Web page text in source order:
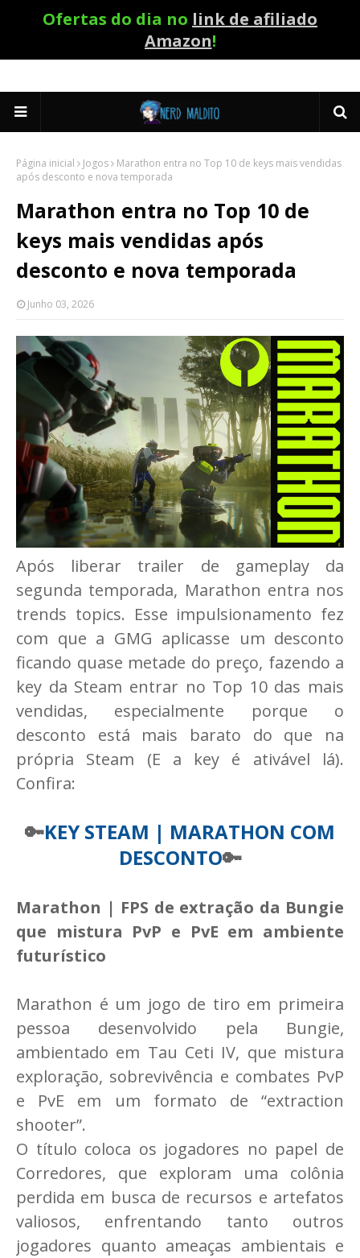
Ofertas do dia no link de afiliado
Amazon!
Página inicial Jogos
Marathon entra no Top 10 de keys mais vendidas
após desconto e nova temporada
Marathon entra no Top 10 de
keys mais vendidas após
desconto e nova temporada
Junho 03, 2026
Após liberar trailer de gameplay da
segunda temporada, Marathon entra nos
trends topics. Esse impulsionamento fez
com que a GMG aplicasse um desconto
ficando quase metade do preço, fazendo a
key da Steam entrar no Top 10 das mais
vendidas, especialmente porque o
desconto está mais barato do que na
própria Steam (E a key é ativável lá).
Confira:
🔑KEY STEAM | MARATHON COM
DESCONTO🔑
Marathon | FPS de extração da Bungie
que mistura PvP e PvE em ambiente
futurístico
Marathon é um jogo de tiro em primeira
pessoa desenvolvido pela Bungie,
ambientado em Tau Ceti IV, que mistura
exploração, sobrevivência e combates PvP
e PvE em um formato de “extraction
shooter”.
O título coloca os jogadores no papel de
Corredores, que exploram uma colônia
perdida em busca de recursos e artefatos
valiosos, enfrentando tanto outros
jogadores quanto ameaças ambientais e